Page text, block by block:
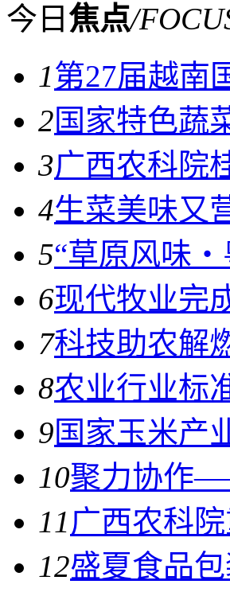
今日 焦点/
1第27届越南
2国家特色蔬
3广西农科院
4生菜美味又
5“草原风味
6现代牧业完
7科技助农解
8农业行业标
9国家玉米产
10聚力协作
11广西农科
12盛夏食品